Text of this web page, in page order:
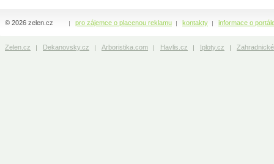
pro zájemce o placenou reklamu kontakty informace o
© 2026 zelen.cz
Zelen.cz Dekanovsky.cz Arboristika.com Havlis.cz Iploty.cz